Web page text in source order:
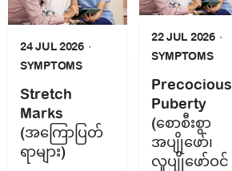
24 JUL 2026
SYMPTOMS
Stretch
Marks
(အကြောပြတ်
ရာများ)
22 JUL 2026
SYMPTOMS
Precocious
Puberty
(စောစီးစွာ
အပျိုဖော်၊
လူပျိုဖော်ဝင်